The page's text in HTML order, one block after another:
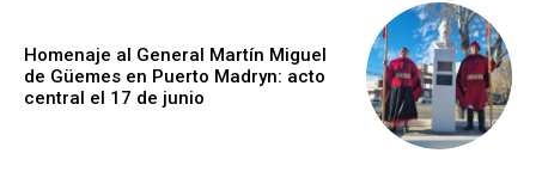
Homenaje al General Martín Miguel
de Güemes en Puerto Madryn: acto
central el 17 de junio